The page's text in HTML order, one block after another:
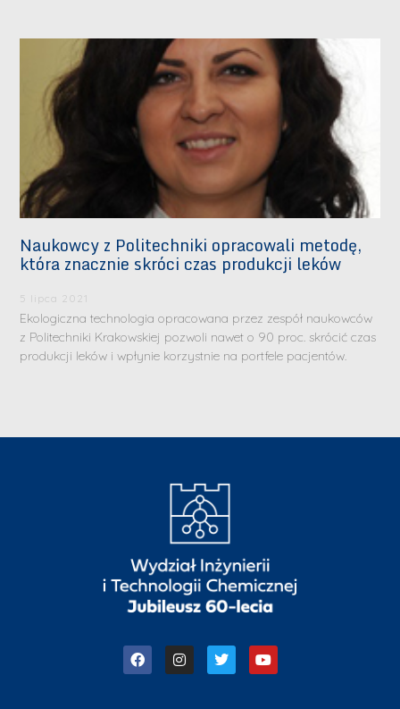
Naukowcy z Politechniki opracowali metodę,
która znacznie skróci czas produkcji leków
5 lipca 2021
Ekologiczna technologia opracowana przez zespół naukowców
z Politechniki Krakowskiej pozwoli nawet o 90 proc. skrócić czas
produkcji leków i wpłynie korzystnie na portfele pacjentów.